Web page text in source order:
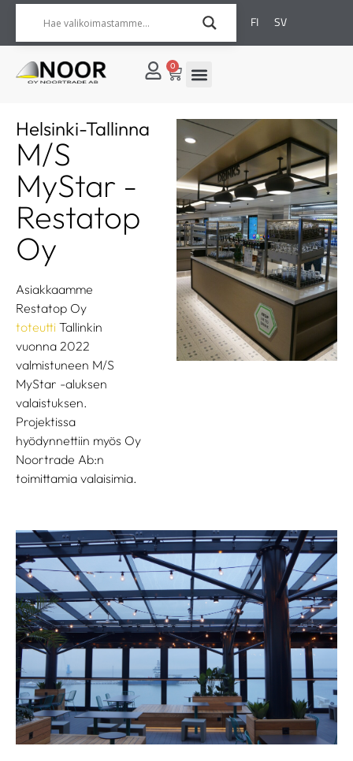
FI SV
0
Helsinki-Tallinna
M/S
MyStar -
Restatop
Oy
Asiakkaamme
Restatop Oy
toteutti Tallinkin
vuonna 2022
valmistuneen M/S
MyStar -aluksen
valaistuksen.
Projektissa
hyödynnettiin myös Oy
Noortrade Ab:n
toimittamia valaisimia.